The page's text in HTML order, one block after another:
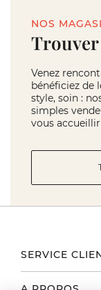
NOS
Venez
bénéficiez de
style, soin :
simples
vous
SERVICE